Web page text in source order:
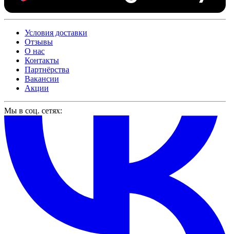
Условия доставки
Отзывы
О нас
Контакты
Партнёрства
Вакансии
Акции
Мы в соц. сетях: